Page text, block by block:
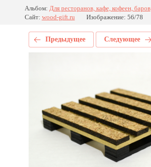
Альбом: Для ресторанов, кафе, кофеен, баров
Сайт: wood-gift.ru Изображение: 56/78
Предыдущее Следующее